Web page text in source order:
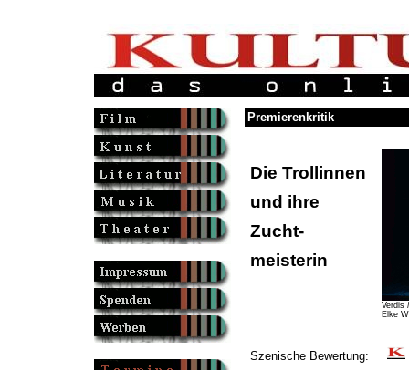
Premierenkritik
Die Trollinnen
und ihre
Zucht-
meisterin
Verdis
Elke
Szenische Bewertung: